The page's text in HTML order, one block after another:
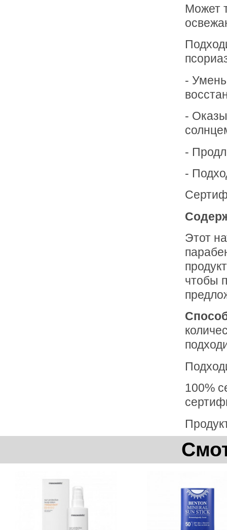
Может
-
-
-
-
Этот
чтобы
100%